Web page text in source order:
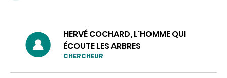
HERVÉ COCHARD, L'HOMME QUI
ÉCOUTE LES ARBRES
CHERCHEUR